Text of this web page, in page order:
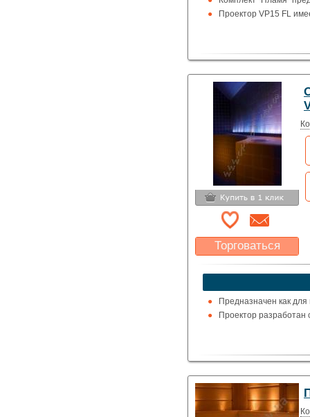
Проектор VP15 FL
Торговаться
Какая цена Вас
устроит?
Указать цену
Предназначен как для
Проектор разработан